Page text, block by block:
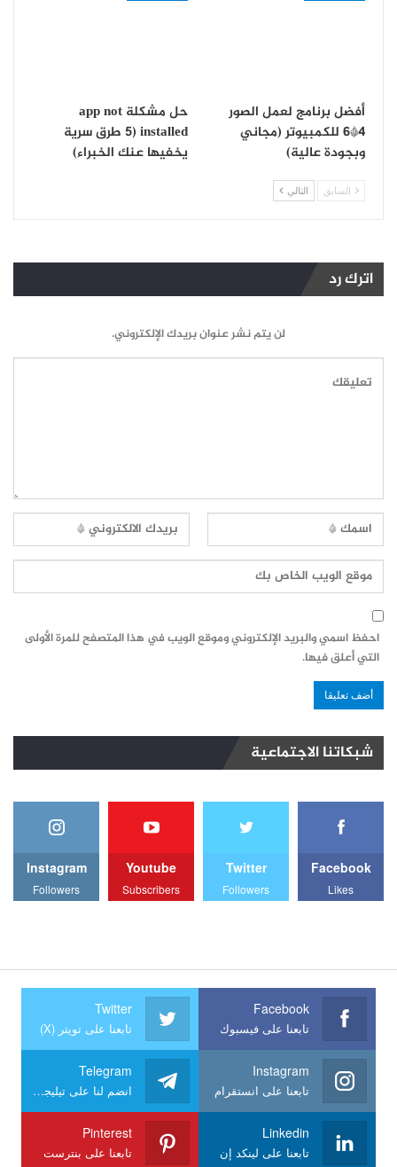
أفضل برنامج لعمل الصور
4*6 للكمبيوتر (مجاني
وبجودة عالية)
حل مشكلة app not
installed (5 طرق سرية
يخفيها عنك الخبراء)
السابق التالي
اترك رد
لن يتم نشر عنوان بريدك الإلكتروني.
احفظ اسمي والبريد الإلكتروني وموقع الويب في هذا المتصفح للمرة الأولى
التي أعلق فيها.
شبكاتنا الاجتماعية
Facebook
Likes
Twitter
Followers
Youtube
Subscribers
Instagram
Followers
Facebook
تابعنا على فيسبوك
Twitter
تابعنا على تويتر (X)
Instagram
تابعنا على انستقرام
Telegram
انضم لنا على تيليجرام
Linkedin
تابعنا على لينكد إن
Pinterest
تابعنا على بنترست